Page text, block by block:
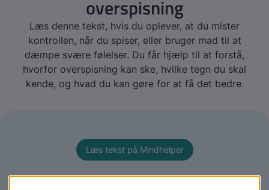
overspisning
Læs denne tekst, hvis du oplever, at du mister
kontrollen, når du spiser, eller bruger mad til at
dæmpe svære følelser. Du får hjælp til at forstå,
hvorfor overspisning kan ske, hvilke tegn du skal
kende, og hvad du kan gøre for at få det bedre.
Læs tekst på Mindhelper